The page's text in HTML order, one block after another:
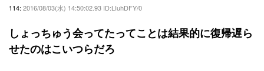
114: 2016/08/03(水) 14:50:02.93 ID:LIuhDFY/0
しょっちゅう会ってたってことは結果的に復帰遅ら
せたのはこいつらだろ